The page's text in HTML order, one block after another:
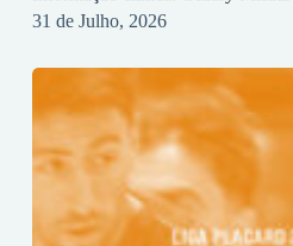
31 de Julho, 2026